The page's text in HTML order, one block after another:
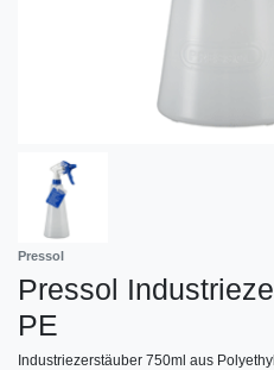
Pressol
Pressol
PE
Industriezerstäuber 750ml aus